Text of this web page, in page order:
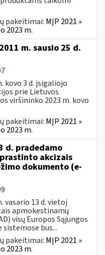
pakeitimai: MĮP 2021 »
2023 m.
m. sausio 25 d.
kovo 3 d. įsigaliojo
prie Lietuvos
viršininko 2023 m. kovo
pakeitimai: MĮP 2021 »
2023 m.
d. pradedamo
akcizais
dokumento (e-
vasario 13 d. vietoj
apmokestinamų
visų Europos Sąjungos
bus...
pakeitimai: MĮP 2021 »
2023 m.